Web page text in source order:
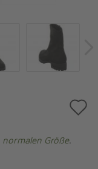
normalen Größe.